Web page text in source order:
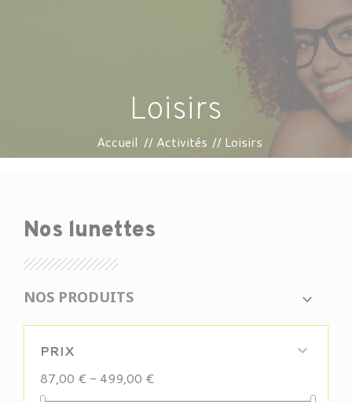
Loisirs
Accueil Activités Loisirs
Nos lunettes
NOS PRODUITS
PRIX 
87,00 € - 499,00 €